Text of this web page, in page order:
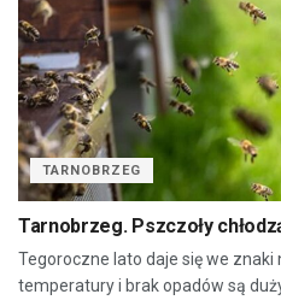
TARNOBRZEG
Tarnobrzeg. Pszczoły
Tegoroczne lato daje się we znaki
temperatury i brak opadów są